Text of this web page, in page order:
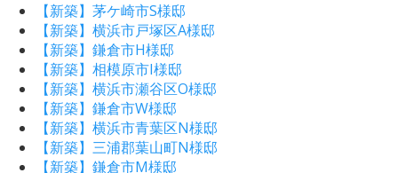
【新築】茅ケ崎市S様邸
【新築】横浜市戸塚区A様邸
【新築】鎌倉市H様邸
【新築】相模原市I様邸
【新築】横浜市瀬谷区O様邸
【新築】鎌倉市W様邸
【新築】横浜市青葉区N様邸
【新築】三浦郡葉山町N様邸
【新築】鎌倉市M様邸